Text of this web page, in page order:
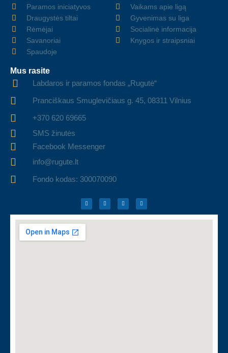
Paramos iniciatyvos
Draugystės tiltai
Rėmėjai
Savanoriai
Spaudoje
Vaikams apie ligą
Gyvenimas su liga
Socialinė informacija
Knygos ir straipsniai
Mus rasite
Labdaros ir paramos fondas „Rugutė“
Pranciškaus Smuglevičiaus g. 45, 08311 Vilnius
+370 620 69665
SMS žinutės
Facebook Messenger
info@rugute.lt
Fondo kodas: 300070090